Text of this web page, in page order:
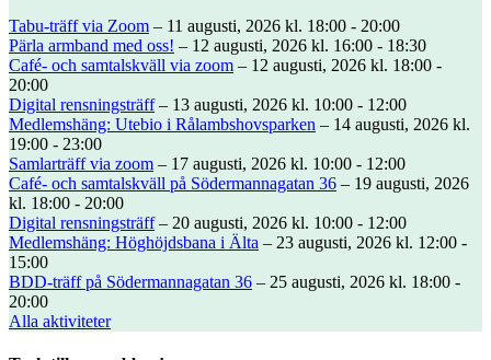
Tabu-träff via Zoom – 11 augusti, 2026 kl. 18:00 - 20:00
Pärla armband med oss! – 12 augusti, 2026 kl. 16:00 - 18:30
Café- och samtalskväll via zoom – 12 augusti, 2026 kl. 18:00 -
20:00
Digital rensningsträff– 13 augusti, 2026 kl. 10:00 - 12:00
Medlemshäng: Utebio i Rålambshovsparken – 14 augusti, 2026 kl.
19:00 - 23:00
Samlarträff via zoom – 17 augusti, 2026 kl. 10:00 - 12:00
Café- och samtalskväll på Södermannagatan 36 – 19 augusti, 2026
kl. 18:00 - 20:00
Digital rensningsträff– 20 augusti, 2026 kl. 10:00 - 12:00
Medlemshäng: Höghöjdsbana i Älta – 23 augusti, 2026 kl. 12:00 -
15:00
BDD-träff på Södermannagatan 36 – 25 augusti, 2026 kl. 18:00 -
20:00
Alla aktiviteter